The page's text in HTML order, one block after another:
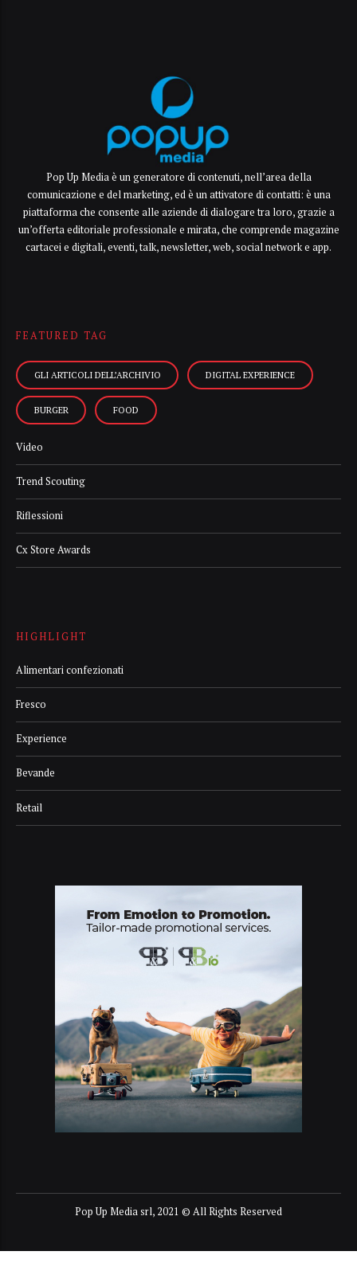
Pop Up Media è un generatore di contenuti, nell’area della
comunicazione e del marketing, ed è un attivatore di contatti: è una
piattaforma che consente alle aziende di dialogare tra loro, grazie a
un’offerta editoriale professionale e mirata, che comprende magazine
cartacei e digitali, eventi, talk, newsletter, web, social network e app.
FEATURED TAG
GLI ARTICOLI DELL’ARCHIVIO DIGITAL EXPERIENCE
BURGER FOOD
Video
Trend Scouting
Riflessioni
Cx Store Awards
HIGHLIGHT
Alimentari confezionati
Fresco
Experience
Bevande
Retail
Pop Up Media srl, 2021 © All Rights Reserved